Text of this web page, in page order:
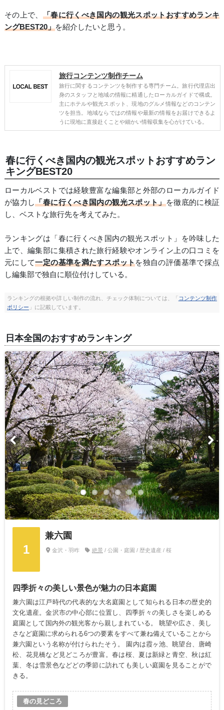
その上で、 「春に行くべき国内の観光スポットおすすめランキ
ングBEST20」を紹介したいと思う。
旅行コンテンツ制作チーム
旅行に関するコンテンツを制作する専門チーム。旅行代理店出
身のスタッフと地域の情報に精通したローカルガイドで構成。
主にホテルや観光スポット、現地のグルメ情報などのコンテン
ツを担当。地域ならではの情報や最新の情報をお届けできるよ
うに現地に直接赴くことや細かい情報収集を心がけている。
春に行くべき国内の観光スポットおすすめラン
キングBEST20
ローカルベストでは経験豊富な編集部と外部のローカルガイド
が協力し「春に行くべき国内の観光スポット」を徹底的に検証
し、ベストな旅行先を考えてみた。
ランキングは「春に行くべき国内の観光スポット」を吟味した
上で、編集部に集積された旅行経験やオンライン上の口コミを
元にして一定の基準を満たすスポットを独自の評価基準で採点
し編集部で独自に順位付けしている。
ランキングの根拠や詳しい制作の流れ、チェック体制については、「 コンテンツ制作
ポリシー 」に記載しています。
日本全国のおすすめランキング
1
兼六園
金沢・羽咋 絶景/ 公園・庭園 / 歴史遺産 / 桜
四季折々の美しい景色が魅力の日本庭園
兼六園は江戸時代の代表的な大名庭園として知られる日本の歴史的
文化遺産。金沢市の中心部に位置し、四季折々の美しさを楽しめる
庭園として国内外の観光客から親しまれている。 眺望や広さ、美し
さなど庭園に求められる6つの要素をすべて兼ね備えていることから
兼六園という名称が付けられたそう。 園内は霞ヶ池、眺望台、唐崎
松、花見橋など見どころが豊富。春は桜、夏は新緑と青空、秋は紅
葉、冬は雪景色などどの季節に訪れても美しい庭園を見ることがで
きる。
春の見どころ